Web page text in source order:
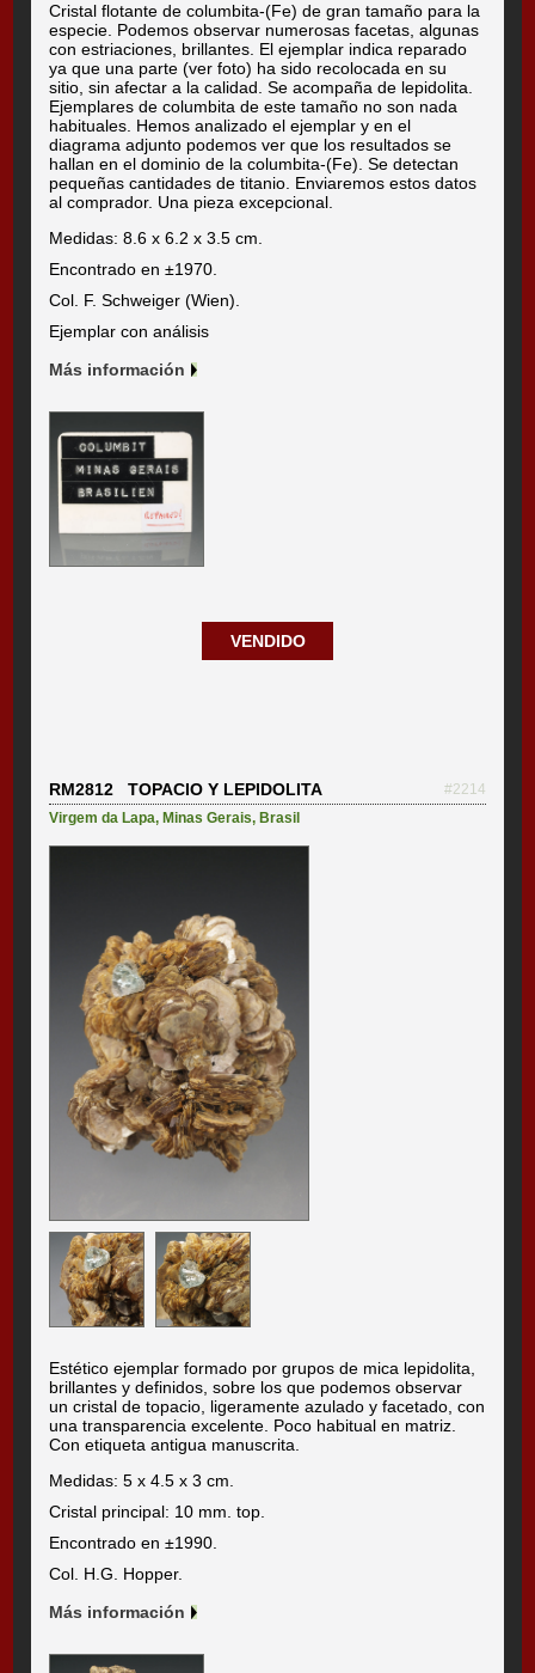
Cristal flotante de columbita-(Fe) de gran tamaño para la
especie. Podemos observar numerosas facetas, algunas
con estriaciones, brillantes. El ejemplar indica reparado
ya que una parte (ver foto) ha sido recolocada en su
sitio, sin afectar a la calidad. Se acompaña de lepidolita.
Ejemplares de columbita de este tamaño no son nada
habituales. Hemos analizado el ejemplar y en el
diagrama adjunto podemos ver que los resultados se
hallan en el dominio de la columbita-(Fe). Se detectan
pequeñas cantidades de titanio. Enviaremos estos datos
al comprador. Una pieza excepcional.
Medidas: 8.6 x 6.2 x 3.5 cm.
Encontrado en ±1970.
Col. F. Schweiger (Wien).
Ejemplar con análisis
Más información
VENDIDO
RM2812 TOPACIO Y LEPIDOLITA
#2214
Virgem da Lapa, Minas Gerais, Brasil
Estético ejemplar formado por grupos de mica lepidolita,
brillantes y definidos, sobre los que podemos observar
un cristal de topacio, ligeramente azulado y facetado, con
una transparencia excelente. Poco habitual en matriz.
Con etiqueta antigua manuscrita.
Medidas: 5 x 4.5 x 3 cm.
Cristal principal: 10 mm. top.
Encontrado en ±1990.
Col. H.G. Hopper.
Más información